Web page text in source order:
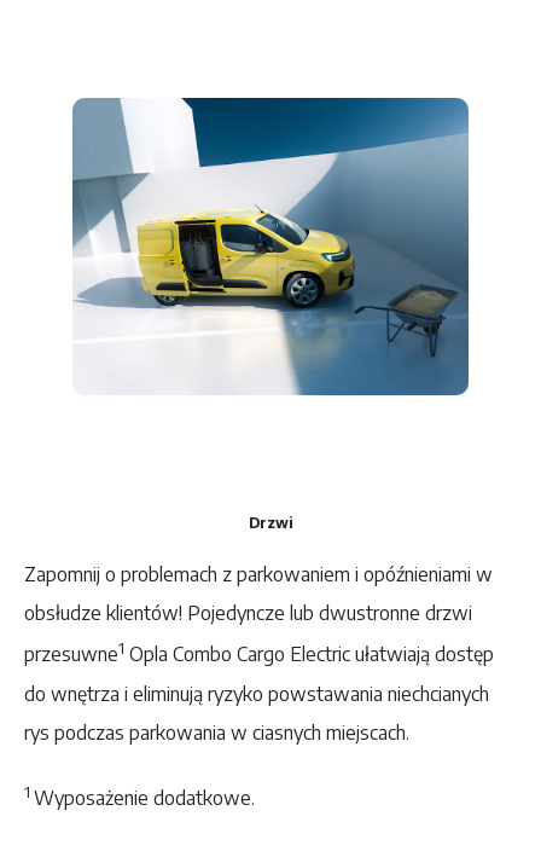
Drzwi
Zapomnij o problemach z parkowaniem i opóźnieniami w
obsłudze klientów! Pojedyncze lub dwustronne drzwi
przesuwne1 Opla Combo Cargo Electric ułatwiają dostęp
do wnętrza i eliminują ryzyko powstawania niechcianych
rys podczas parkowania w ciasnych miejscach.
1 Wyposażenie dodatkowe.